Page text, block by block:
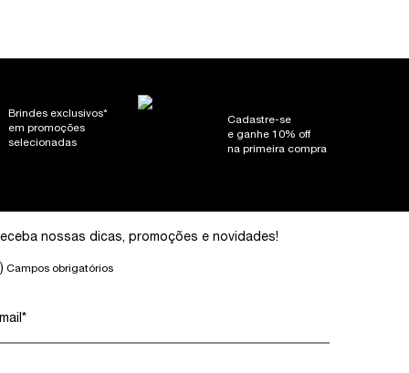
Brindes exclusivos*
em promoções
selecionadas
Cadastre-se
e ganhe 10% off
na primeira compra
nossas dicas, promoções e novidades!
Campos obrigatórios
*